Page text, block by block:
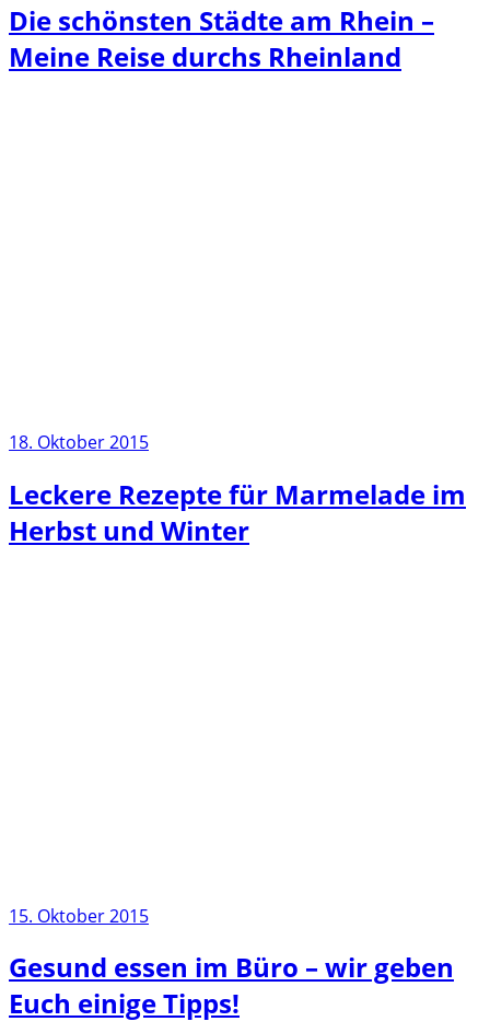
Die schönsten Städte am Rhein –
Meine Reise durchs Rheinland
18. Oktober 2015
Leckere Rezepte für Marmelade im
Herbst und Winter
15. Oktober 2015
Gesund essen im Büro – wir geben
Euch einige Tipps!